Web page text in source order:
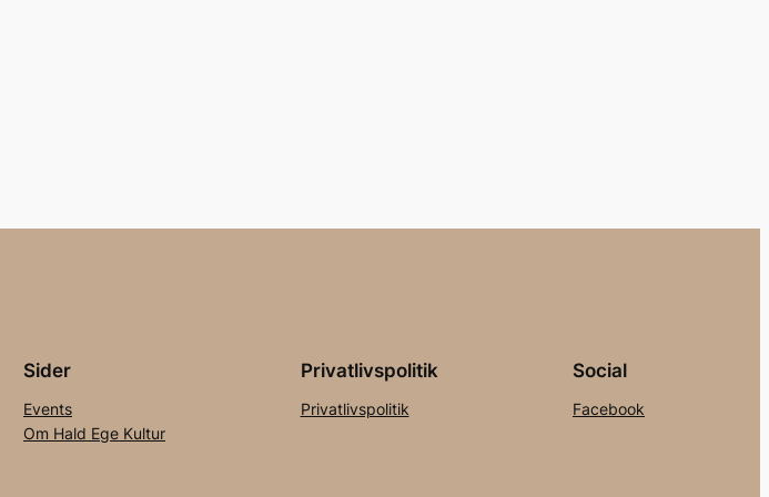
Sider
Events
Om Hald Ege Kultur
Privatlivspolitik
Privatlivspolitik
Social
Facebook